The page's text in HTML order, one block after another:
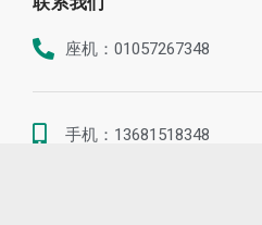
座机：01057267348
手机：13681518348